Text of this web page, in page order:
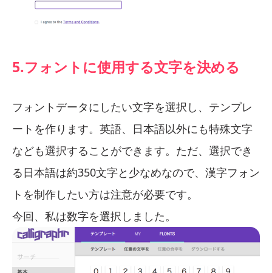
5.フォントに使用する文字を決める
フォントデータにしたい文字を選択し、テンプレ
ートを作ります。英語、日本語以外にも特殊文字
なども選択することができます。ただ、選択でき
る日本語は約350文字と少なめなので、漢字フォン
トを制作したい方は注意が必要です。
今回、私は数字を選択しました。